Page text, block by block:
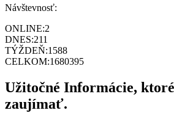
Návštevnosť:
ONLINE:2
DNES:211
TÝŽDEŇ:1588
CELKOM:1680395
Užitočné Informácie,
zaujímať.